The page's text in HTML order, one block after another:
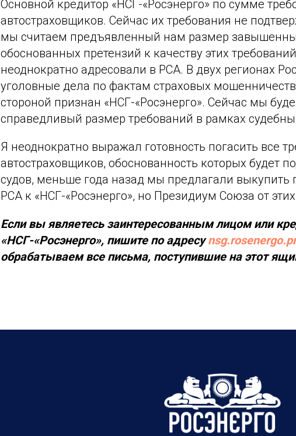
Основной кредитор «НСГ-«Росэнерго» по сумме
автостраховщиков. Сейчас их требования не
мы считаем предъявленный нам размер
обоснованных претензий к качеству этих
неоднократно адресовали в РСА. В двух регионах
уголовные дела по фактам страховых
стороной признан «НСГ-«Росэнерго». Сейчас мы
справедливый размер требований в рамках
Я неоднократно выражал готовность погасить все
автостраховщиков, обоснованность которых будет
судов, меньше года назад мы предлагали выкупить
РСА к «НСГ-«Росэнерго», но Президиум Союза от
Если вы являетесь заинтересованным лицом или
«НСГ-«Росэнерго», пишите по адресу
обрабатываем все письма, поступившие на этот